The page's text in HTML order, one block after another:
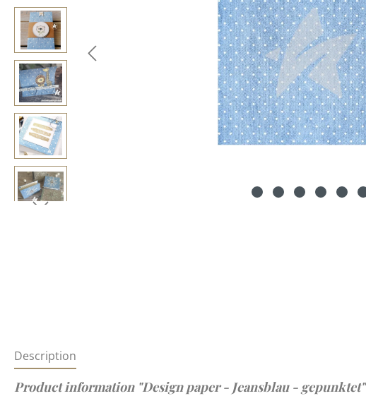
Description
Product information "Design paper - Jeansblau - gepunktet"